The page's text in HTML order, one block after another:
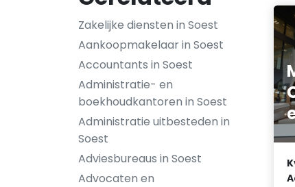
Zakelijke diensten in Soest
Aankoopmakelaar in Soest
Accountants in Soest
Administratie- en
boekhoudkantoren in Soest
Administratie uitbesteden in
Soest
Adviesbureaus in Soest
Advocaten en